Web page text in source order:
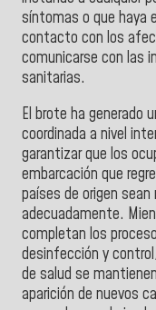
síntomas o que haya
contacto con los
comunicarse con las
sanitarias.
El brote ha generado
coordinada a nivel
garantizar que los
embarcación que
países de origen
adecuadamente.
completan los
desinfección y
de salud se
aparición de nuevos